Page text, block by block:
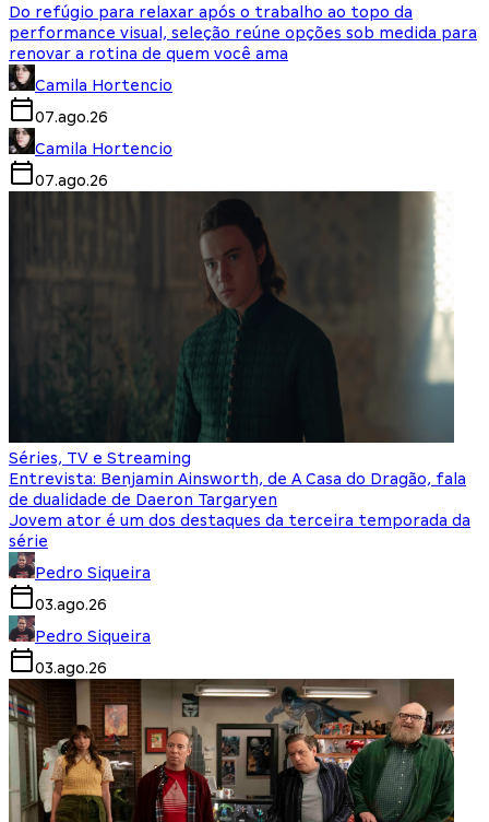
Do refúgio para relaxar após o trabalho ao topo da
performance visual, seleção reúne opções sob medida para
renovar a rotina de quem você ama
Camila Hortencio
07.ago.26
Camila Hortencio
07.ago.26
Séries, TV e Streaming
Entrevista: Benjamin Ainsworth, de A Casa do Dragão, fala
de dualidade de Daeron Targaryen
Jovem ator é um dos destaques da terceira temporada da
série
Pedro Siqueira
03.ago.26
Pedro Siqueira
03.ago.26